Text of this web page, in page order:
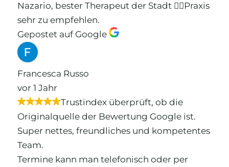
Nazario, bester Therapeut der Stadt 👍🏼Praxis
sehr zu empfehlen.
Gepostet auf Google
Francesca Russo
vor 1 Jahr
Trustindex überprüft, ob die
Originalquelle der Bewertung Google ist.
Super nettes, freundliches und kompetentes
Team.
Termine kann man telefonisch oder per